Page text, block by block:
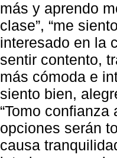
más y aprendo
clase”, “me
interesado en la
sentir contento,
más cómoda e
siento bien,
“Tomo
opciones serán
causa